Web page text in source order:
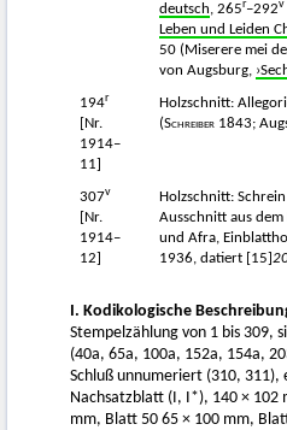
deutsch, 265r–292v
Leben und Leiden
50 (Miserere mei
von Augsburg,
194r
[Nr.
1914–
11]
Holzschnitt:
(Schreiber 1843;
307v
[Nr.
1914–
12]
Holzschnitt:
Ausschnitt aus
und Afra,
1936, datiert [15]
I. Kodikologische
Stempelzählung von 1 bis 309,
(40a, 65a, 100a, 152a, 154a,
Schluß unnumeriert (310, 311),
Nachsatzblatt (I, I*), 140 × 102
mm, Blatt 50 65 × 100 mm,